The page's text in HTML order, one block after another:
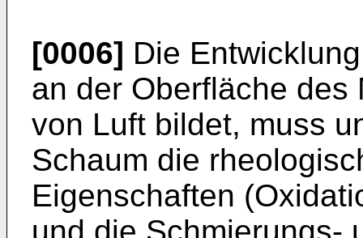
[0006] Die
an der Oberfläche des
von Luft bildet, muss
Schaum die
Eigenschaften